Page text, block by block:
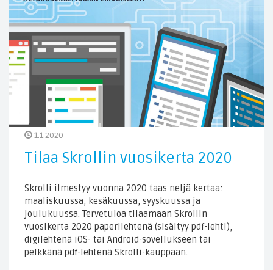
1.1.2020
Tilaa Skrollin vuosikerta 2020
Skrolli ilmestyy vuonna 2020 taas neljä kertaa:
maaliskuussa, kesäkuussa, syyskuussa ja
joulukuussa. Tervetuloa tilaamaan Skrollin
vuosikerta 2020 paperilehtenä (sisältyy pdf-lehti),
digilehtenä iOS- tai Android-sovellukseen tai
pelkkänä pdf-lehtenä Skrolli-kauppaan.